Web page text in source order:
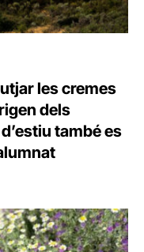
les cremes
dels
també es